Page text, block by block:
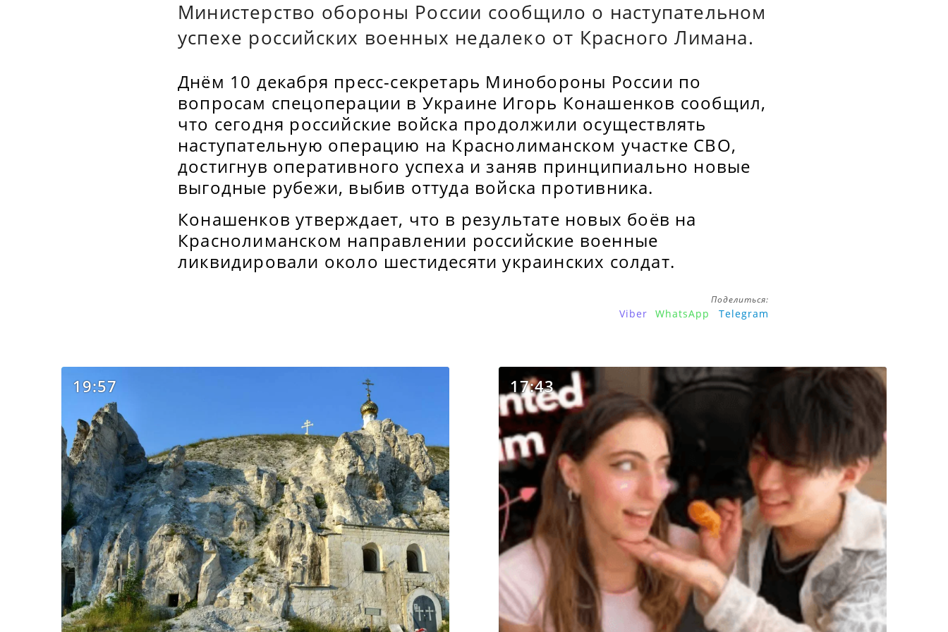
Министерство обороны России сообщило о наступательном
успехе российских военных недалеко от Красного Лимана.
Днём 10 декабря пресс-секретарь Минобороны России по
вопросам спецоперации в Украине Игорь Конашенков сообщил,
что сегодня российские войска продолжили осуществлять
наступательную операцию на Краснолиманском участке СВО,
достигнув оперативного успеха и заняв принципиально новые
выгодные рубежи, выбив оттуда войска противника.
Конашенков утверждает, что в результате новых боёв на
Краснолиманском направлении российские военные
ликвидировали около шестидесяти украинских солдат.
Поделиться:
Viber WhatsApp Telegram
19:57 17:43